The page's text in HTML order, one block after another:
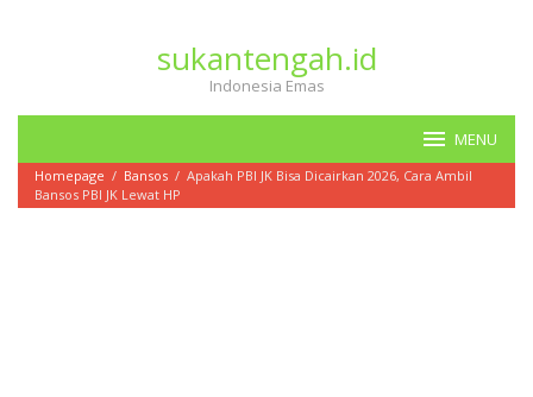
sukantengah.id
Indonesia Emas
MENU
Homepage / Bansos / Apakah PBI JK Bisa Dicairkan 2026, Cara Ambil
Bansos PBI JK Lewat HP